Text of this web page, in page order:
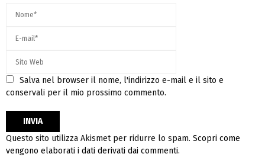
Salva nel browser il nome, l'indirizzo e-mail e il sito e
conservali per il mio prossimo commento.
Questo sito utilizza Akismet per ridurre lo spam. Scopri come
vengono elaborati i dati derivati dai commenti.